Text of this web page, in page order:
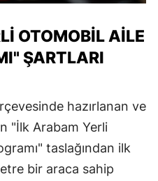
OTOMOBIL AILE
ŞARTLARI
hazırlanan ve
"İlk Arabam Yerli
taslağından ilk
bir araca sahip